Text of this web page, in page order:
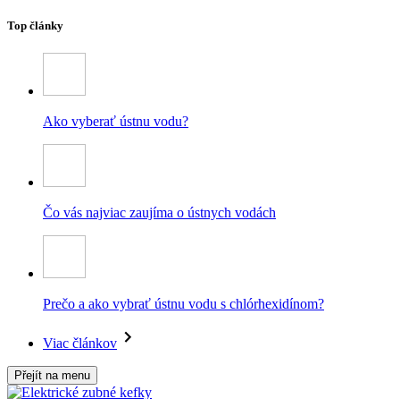
Top články
Ako vyberať ústnu vodu?
Čo vás najviac zaujíma o ústnych vodách
Prečo a ako vybrať ústnu vodu s chlórhexidínom?
Viac článkov
Přejít na menu